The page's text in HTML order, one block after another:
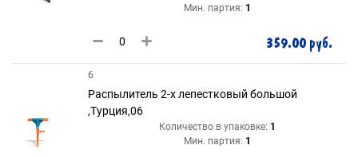
Мин. партия: 1
359.00 руб.
6
Распылитель 2-х лепестковый большой
,Турция,06
Количество в упаковке: 1
Мин. партия: 1